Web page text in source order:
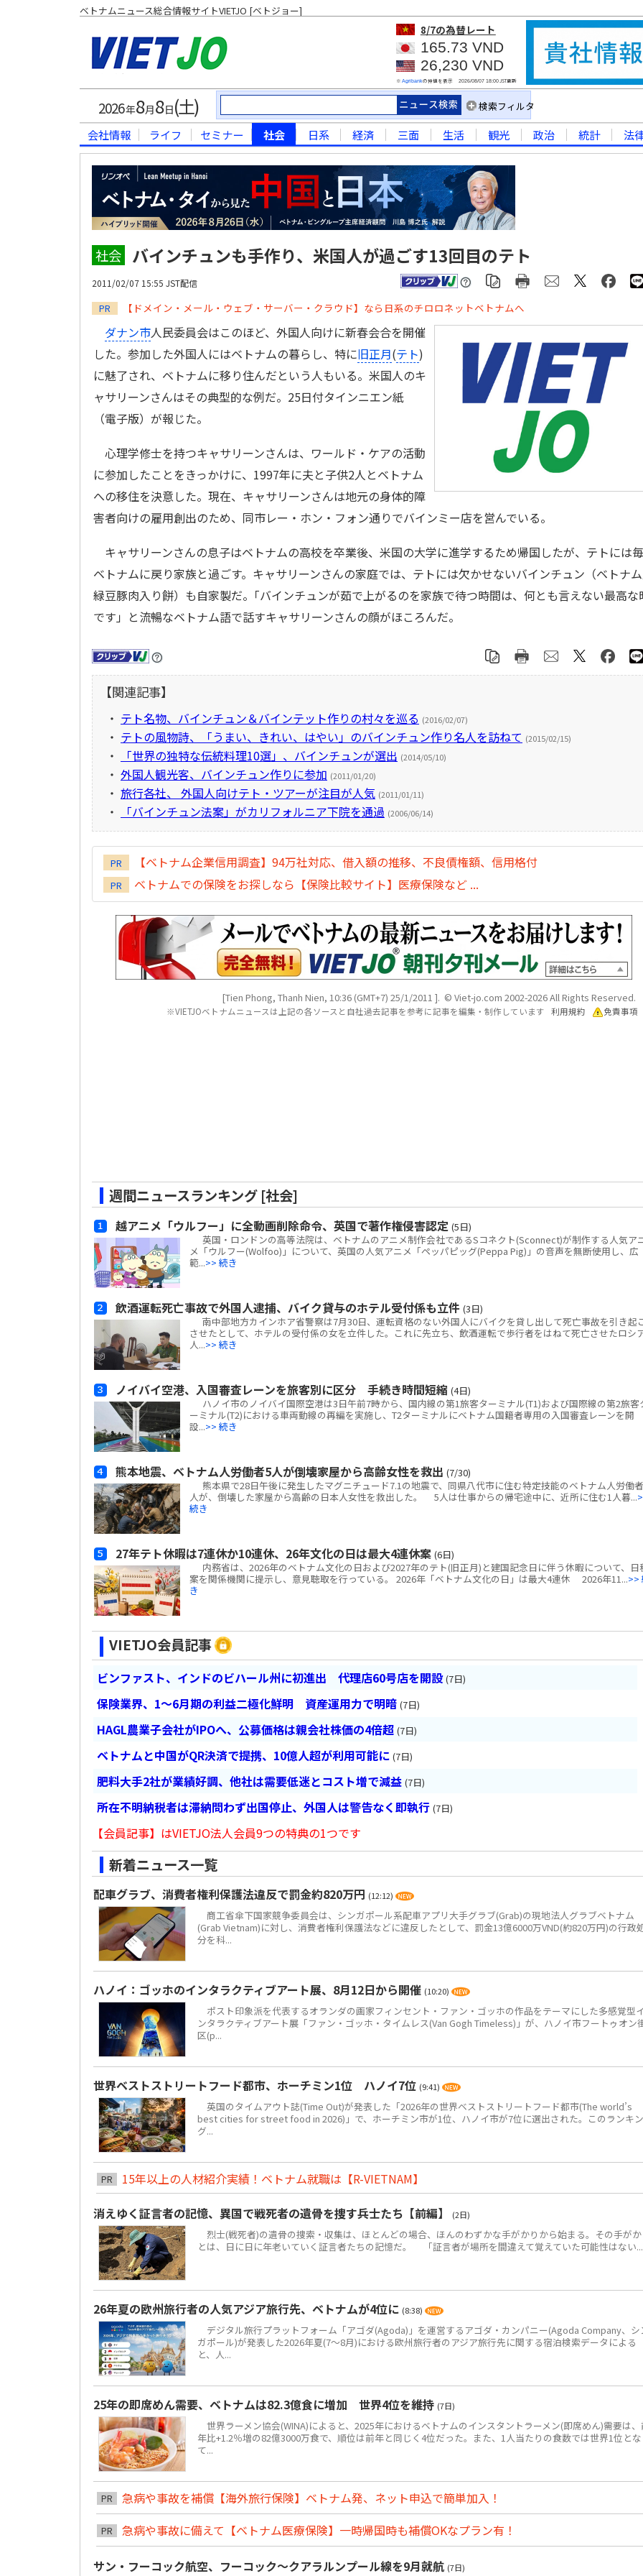
ベトナムニュース総合情報サイトVIETJO [ベトジョー]
8/7の為替レート
165.73 VND
26,230 VND
※ Agribankの仲値を表示 2026/08/07 18:00JST更新
2026年8月8日(土) 検索フィルタ
会社情報 ライフ セミナー 社会 日系 経済 三面 生活 観光 政治 統計 法
社会 バインチュンも手作り、米国人が過ごす13回目のテト
2011/02/07 15:55 JST配信
PR 【ドメイン・メール・ウェブ・サーバー・クラウド】なら日系のチロロネットベトナムへ
ダナン市人民委員会はこのほど、外国人向けに新春会合を開催
した。参加した外国人にはベトナムの暮らし、特に旧正月(テト)
に魅了され、ベトナムに移り住んだという人もいる。米国人のキ
ャサリーンさんはその典型的な例だ。25日付タインニエン紙
（電子版）が報じた。
心理学修士を持つキャサリーンさんは、ワールド・ケアの活動
に参加したことをきっかけに、1997年に夫と子供2人とベトナム
への移住を決意した。現在、キャサリーンさんは地元の身体的障
害者向けの雇用創出のため、同市レー・ホン・フォン通りでバインミー店を営んでいる。
キャサリーンさんの息子はベトナムの高校を卒業後、米国の大学に進学するため帰国したが、テトには
ベトナムに戻り家族と過ごす。キャサリーンさんの家庭では、テトには欠かせないバインチュン（ベトナ
緑豆豚肉入り餅）も自家製だ。｢バインチュンが茹で上がるのを家族で待つ時間は、何とも言えない最高な
です」と流暢なベトナム語で話すキャサリーンさんの顔がほころんだ。
【関連記事】
・ テト名物、バインチュン＆バインテット作りの村々を巡る (2016/02/07)
・ テトの風物詩、「うまい、きれい、はやい」のバインチュン作り名人を訪ねて (2015/02/15)
・ 「世界の独特な伝統料理10選」、バインチュンが選出 (2014/05/10)
・ 外国人観光客、バインチュン作りに参加 (2011/01/20)
・ 旅行各社、 外国人向けテト・ツアーが注目が人気 (2011/01/11)
・ 「バインチュン法案」がカリフォルニア下院を通過 (2006/06/14)
PR 【ベトナム企業信用調査】94万社対応、借入額の推移、不良債権額、信用格付
PR ベトナムでの保険をお探しなら【保険比較サイト】医療保険など ...
[Tien Phong, Thanh Nien, 10:36 (GMT+7) 25/1/2011 ]. © Viet-jo.com 2002-2026 All Rights Reserved.
※VIETJOベトナムニュースは上記の各ソースと自社過去記事を参考に記事を編集・制作しています 利用規約 免責事項
週間ニュースランキング [社会]
越アニメ「ウルフー」に全動画削除命令、英国で著作権侵害認定 (5日)
英国・ロンドンの高等法院は、ベトナムのアニメ制作会社であるSコネクト(Sconnect)が制作する人気ア
メ「ウルフー(Wolfoo)」について、英国の人気アニメ「ペッパピッグ(Peppa Pig)」の音声を無断使用し、広
範...>> 続き
飲酒運転死亡事故で外国人逮捕、バイク貸与のホテル受付係も立件 (3日)
南中部地方カインホア省警察は7月30日、運転資格のない外国人にバイクを貸し出して死亡事故を引き起
させたとして、ホテルの受付係の女を立件した。これに先立ち、飲酒運転で歩行者をはねて死亡させたロシ
人...>> 続き
ノイバイ空港、入国審査レーンを旅客別に区分 手続き時間短縮 (4日)
ハノイ市のノイバイ国際空港は3日午前7時から、国内線の第1旅客ターミナル(T1)および国際線の第2旅客
ーミナル(T2)における車両動線の再編を実施し、T2ターミナルにベトナム国籍者専用の入国審査レーンを開
設...>> 続き
熊本地震、ベトナム人労働者5人が倒壊家屋から高齢女性を救出 (7/30)
熊本県で28日午後に発生したマグニチュード7.1の地震で、同県八代市に住む特定技能のベトナム人労働
人が、倒壊した家屋から高齢の日本人女性を救出した。 5人は仕事からの帰宅途中に、近所に住む1人暮...
続き
27年テト休暇は7連休か10連休、26年文化の日は最大4連休案 (6日)
内務省は、2026年のベトナム文化の日および2027年のテト(旧正月)と建国記念日に伴う休暇について、日
案を関係機関に提示し、意見聴取を行っている。 2026年「ベトナム文化の日」は最大4連休 2026年11...>>
き
VIETJO会員記事
ビンファスト、インドのビハール州に初進出 代理店60号店を開設 (7日)
保険業界、1～6月期の利益二極化鮮明 資産運用力で明暗 (7日)
HAGL農業子会社がIPOへ、公募価格は親会社株価の4倍超 (7日)
ベトナムと中国がQR決済で提携、10億人超が利用可能に (7日)
肥料大手2社が業績好調、他社は需要低迷とコスト増で減益 (7日)
所在不明納税者は滞納問わず出国停止、外国人は警告なく即執行 (7日)
【会員記事】はVIETJO法人会員9つの特典の1つです
新着ニュース一覧
配車グラブ、消費者権利保護法違反で罰金約820万円 (12:12)
商工省傘下国家競争委員会は、シンガポール系配車アプリ大手グラブ(Grab)の現地法人グラブベトナム
(Grab Vietnam)に対し、消費者権利保護法などに違反したとして、罰金13億6000万VND(約820万円)の行政
分を科...
ハノイ：ゴッホのインタラクティブアート展、8月12日から開催 (10:20)
ポスト印象派を代表するオランダの画家フィンセント・ファン・ゴッホの作品をテーマにした多感覚型イ
ンタラクティブアート展「ファン・ゴッホ・タイムレス(Van Gogh Timeless)」が、ハノイ市フートゥオン
区(p...
世界ベストストリートフード都市、ホーチミン1位 ハノイ7位 (9:41)
英国のタイムアウト誌(Time Out)が発表した「2026年の世界ベストストリートフード都市(The world’s
best cities for street food in 2026)」で、ホーチミン市が1位、ハノイ市が7位に選出された。このランキン
グ...
PR
15年以上の人材紹介実績！ベトナム就職は【R-VIETNAM】
消えゆく証言者の記憶、異国で戦死者の遺骨を捜す兵士たち【前編】
(2日)
烈士(戦死者)の遺骨の捜索・収集は、ほとんどの場合、ほんのわずかな手がかりから始まる。その手がか
とは、日に日に年老いていく証言者たちの記憶だ。 「証言者が場所を間違えて覚えていた可能性はない...
26年夏の欧州旅行者の人気アジア旅行先、ベトナムが4位に (8:38)
デジタル旅行プラットフォーム「アゴダ(Agoda)」を運営するアゴダ・カンパニー(Agoda Company、シ
ガポール)が発表した2026年夏(7～8月)における欧州旅行者のアジア旅行先に関する宿泊検索データによる
と、人...
25年の即席めん需要、ベトナムは82.3億食に増加 世界4位を維持 (7日)
世界ラーメン協会(WINA)によると、2025年におけるベトナムのインスタントラーメン(即席めん)需要は、
年比+1.2％増の82億3000万食で、順位は前年と同じく4位だった。また、1人当たりの食数では世界1位とな
て...
PR 急病や事故を補償【海外旅行保険】ベトナム発、ネット申込で簡単加入！
PR 急病や事故に備えて【ベトナム医療保険】一時帰国時も補償OKなプラン有！
サン・フーコック航空、フーコック～クアラルンプール線を9月就航 (7日)